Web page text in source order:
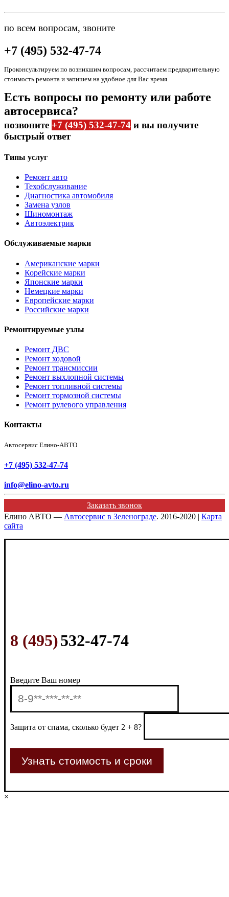
по всем вопросам, звоните
+7 (495) 532-47-74
Проконсультируем по возникшим вопросам, рассчитаем предварительную
стоимость ремонта и запишем на удобное для Вас время.
Есть вопросы по ремонту или работе
автосервиса?
позвоните +7 (495) 532-47-74 и вы получите
быстрый ответ
Типы услуг
Ремонт авто
Техобслуживание
Диагностика автомобиля
Замена узлов
Шиномонтаж
Автоэлектрик
Обслуживаемые марки
Американские марки
Корейские марки
Японские марки
Немецкие марки
Европейские марки
Российские марки
Ремонтируемые узлы
Ремонт ДВС
Ремонт ходовой
Ремонт трансмиссии
Ремонт выхлопной системы
Ремонт топливной системы
Ремонт тормозной системы
Ремонт рулевого управления
Контакты
Автосервис Елино-АВТО
+7 (495) 532-47-74
info@elino-avto.ru
Заказать звонок
Елино АВТО — Автосервис в Зеленограде. 2016-2020 | Карта
сайта
8 (495)532-47-74
Введите Ваш номер
Защита от спама, сколько будет 2 + 8?
×